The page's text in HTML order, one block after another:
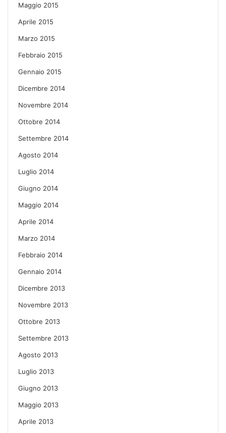
Maggio 2015
Aprile 2015
Marzo 2015
Febbraio 2015
Gennaio 2015
Dicembre 2014
Novembre 2014
Ottobre 2014
Settembre 2014
Agosto 2014
Luglio 2014
Giugno 2014
Maggio 2014
Aprile 2014
Marzo 2014
Febbraio 2014
Gennaio 2014
Dicembre 2013
Novembre 2013
Ottobre 2013
Settembre 2013
Agosto 2013
Luglio 2013
Giugno 2013
Maggio 2013
Aprile 2013